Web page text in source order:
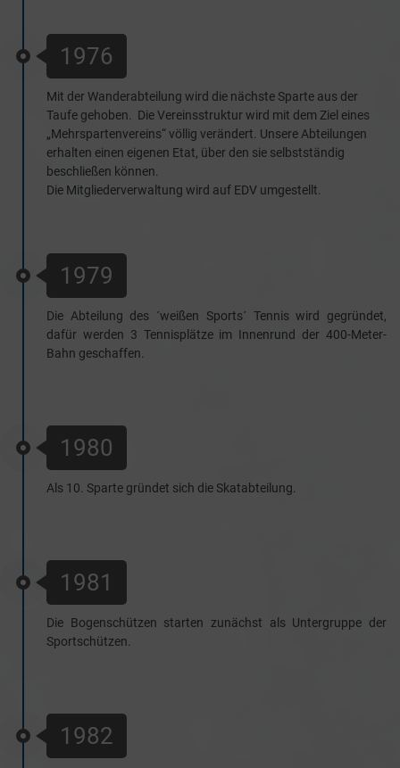
1976
Mit der Wanderabteilung wird die nächste Sparte aus der
Taufe gehoben. Die Vereinsstruktur wird mit dem Ziel eines
„Mehrspartenvereins“ völlig verändert. Unsere Abteilungen
erhalten einen eigenen Etat, über den sie selbstständig
beschließen können.
Die Mitgliederverwaltung wird auf EDV umgestellt.
1979
Die Abteilung des ´weißen Sports´ Tennis wird gegründet,
dafür werden 3 Tennisplätze im Innenrund der 400-Meter-
Bahn geschaffen.
1980
Als 10. Sparte gründet sich die Skatabteilung.
1981
Die Bogenschützen starten zunächst als Untergruppe der
Sportschützen.
1982